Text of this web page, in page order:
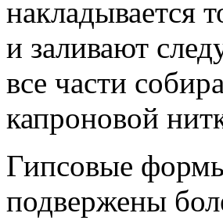
накладывается
и заливают
все части
капроновой
Гипсовые
подвержены